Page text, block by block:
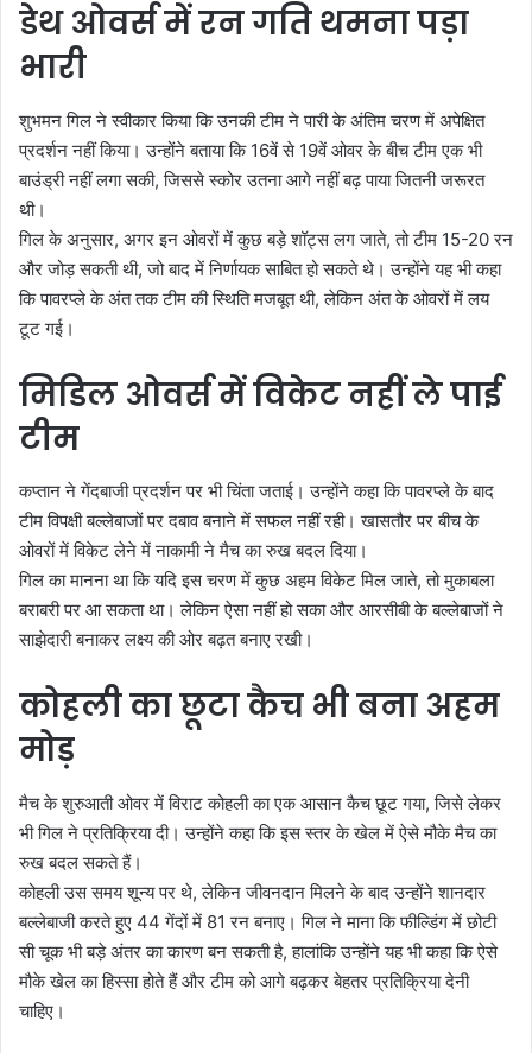
डेथ ओवर्स में रन गति थमना पड़ा
भारी
शुभमन गिल ने स्वीकार किया कि उनकी टीम ने पारी के अंतिम चरण में अपेक्षित
प्रदर्शन नहीं किया। उन्होंने बताया कि 16वें से 19वें ओवर के बीच टीम एक भी
बाउंड्री नहीं लगा सकी, जिससे स्कोर उतना आगे नहीं बढ़ पाया जितनी जरूरत
थी।
गिल के अनुसार, अगर इन ओवरों में कुछ बड़े शॉट्स लग जाते, तो टीम 15-20 रन
और जोड़ सकती थी, जो बाद में निर्णायक साबित हो सकते थे। उन्होंने यह भी कहा
कि पावरप्ले के अंत तक टीम की स्थिति मजबूत थी, लेकिन अंत के ओवरों में लय
टूट गई।
मिडिल ओवर्स में विकेट नहीं ले पाई
टीम
कप्तान ने गेंदबाजी प्रदर्शन पर भी चिंता जताई। उन्होंने कहा कि पावरप्ले के बाद
टीम विपक्षी बल्लेबाजों पर दबाव बनाने में सफल नहीं रही। खासतौर पर बीच के
ओवरों में विकेट लेने में नाकामी ने मैच का रुख बदल दिया।
गिल का मानना था कि यदि इस चरण में कुछ अहम विकेट मिल जाते, तो मुकाबला
बराबरी पर आ सकता था। लेकिन ऐसा नहीं हो सका और आरसीबी के बल्लेबाजों ने
साझेदारी बनाकर लक्ष्य की ओर बढ़त बनाए रखी।
कोहली का छूटा कैच भी बना अहम
मोड़
मैच के शुरुआती ओवर में विराट कोहली का एक आसान कैच छूट गया, जिसे लेकर
भी गिल ने प्रतिक्रिया दी। उन्होंने कहा कि इस स्तर के खेल में ऐसे मौके मैच का
रुख बदल सकते हैं।
कोहली उस समय शून्य पर थे, लेकिन जीवनदान मिलने के बाद उन्होंने शानदार
बल्लेबाजी करते हुए 44 गेंदों में 81 रन बनाए। गिल ने माना कि फील्डिंग में छोटी
सी चूक भी बड़े अंतर का कारण बन सकती है, हालांकि उन्होंने यह भी कहा कि ऐसे
मौके खेल का हिस्सा होते हैं और टीम को आगे बढ़कर बेहतर प्रतिक्रिया देनी
चाहिए।